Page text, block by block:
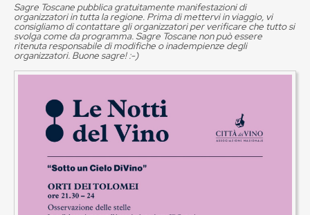
Sagre Toscane pubblica gratuitamente manifestazioni di
organizzatori in tutta la regione. Prima di mettervi in viaggio, vi
consigliamo di contattare gli organizzatori per verificare che tutto si
svolga come da programma. Sagre Toscane non può essere
ritenuta responsabile di modifiche o inadempienze degli
organizzatori. Buone sagre! :-)